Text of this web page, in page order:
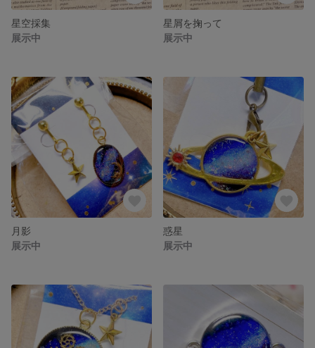
星空採集
展示中
星屑を掬って
展示中
月影
展示中
惑星
展示中